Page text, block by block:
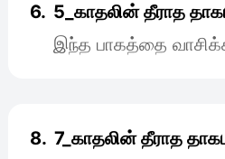
6. 5_காதலின் தீராத
இந்த பாகத்தை
8. 7_காதலின் தீராத